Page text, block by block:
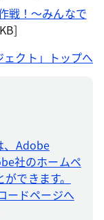
戦！～みんなで
ェクト」トップへ
、Adobe
社のホームペ
できます。
ードページへ